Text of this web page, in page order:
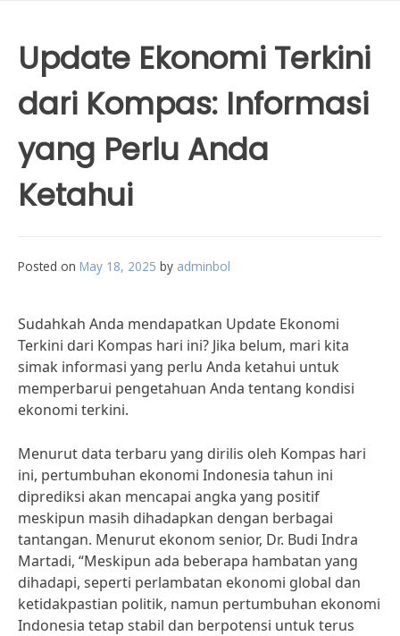
Update Ekonomi Terkini
dari Kompas: Informasi
yang Perlu Anda
Ketahui
Posted on May 18, 2025 by adminbol
Sudahkah Anda mendapatkan Update Ekonomi
Terkini dari Kompas hari ini? Jika belum, mari kita
simak informasi yang perlu Anda ketahui untuk
memperbarui pengetahuan Anda tentang kondisi
ekonomi terkini.
Menurut data terbaru yang dirilis oleh Kompas hari
ini, pertumbuhan ekonomi Indonesia tahun ini
diprediksi akan mencapai angka yang positif
meskipun masih dihadapkan dengan berbagai
tantangan. Menurut ekonom senior, Dr. Budi Indra
Martadi, “Meskipun ada beberapa hambatan yang
dihadapi, seperti perlambatan ekonomi global dan
ketidakpastian politik, namun pertumbuhan ekonomi
Indonesia tetap stabil dan berpotensi untuk terus